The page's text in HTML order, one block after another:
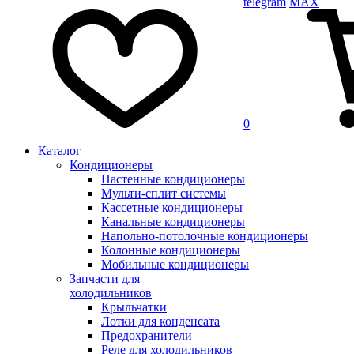
0
Каталог
Кондиционеры
Настенные кондиционеры
Мульти-сплит системы
Кассетные кондиционеры
Канальные кондиционеры
Напольно-потолочные кондиционеры
Колонные кондиционеры
Мобильные кондиционеры
Запчасти для
холодильников
Крыльчатки
Лотки для конденсата
Предохранители
Реле для холодильников